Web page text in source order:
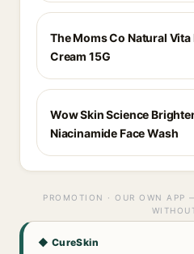
The Moms Co Natural Vita
Cream 15G
Wow Skin Science
Niacinamide Face Wash
PROMOTION · OUR OWN APP
◆ CureSkin